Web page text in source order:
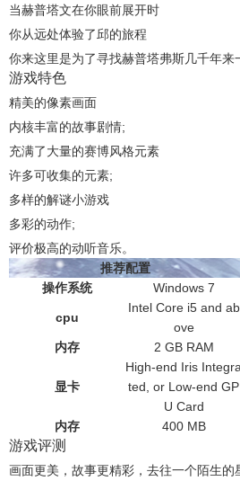
当赫普塔文在你眼前展开时
你从远处体验了邱的旅程
你来这里是为了寻找赫普塔弗斯几千年来
游戏特色
精美的像素画面
内核丰富的故事剧情;
充满了大量的赛博风格元素
许多可收集的元素;
多样的解谜小游戏
多彩的动作;
评价极高的动听音乐。
推荐配置
操作系统
Windows 7
cpu
Intel Core i5 and ab
ove
内存 2 GB RAM
显卡
High-end Iris Integra
ted, or Low-end GP
U Card
内存 400 MB
游戏评测
画面更美，故事更精彩，去往一个陌生